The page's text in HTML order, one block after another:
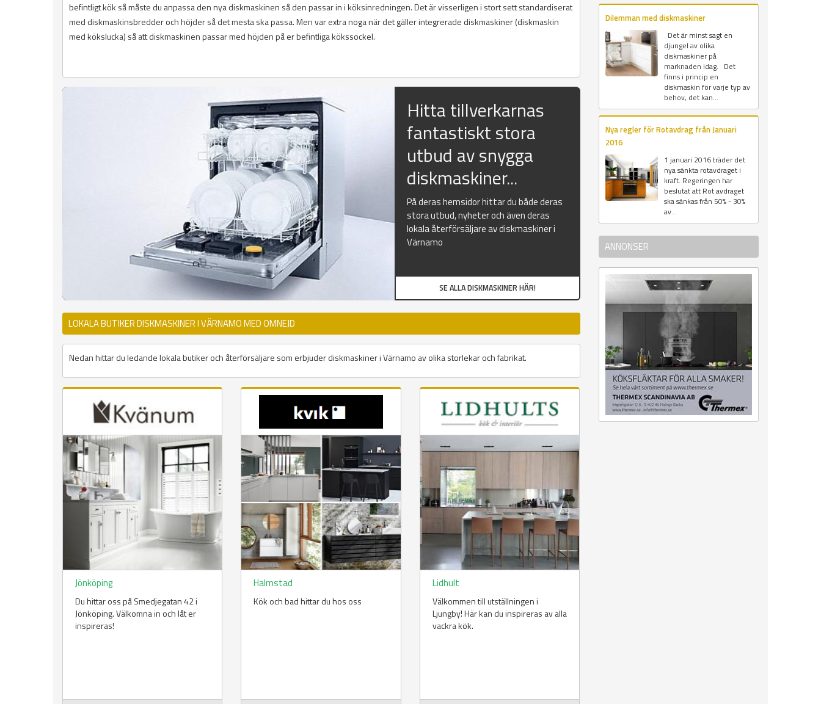
befintligt kök så måste du anpassa den nya diskmaskinen så den passar in i köksinredningen. Det är visserligen i stort sett standardiserat
med diskmaskinsbredder och höjder så det mesta ska passa. Men var extra noga när det gäller integrerade diskmaskiner (diskmaskin
med kökslucka) så att diskmaskinen passar med höjden på er befintliga kökssockel.
Hitta tillverkarnas
fantastiskt stora
utbud av snygga
diskmaskiner...
På deras hemsidor hittar du både deras
stora utbud, nyheter och även deras
lokala återförsäljare av diskmaskiner i
Värnamo
SE ALLA DISKMASKINER HÄR!
LOKALA BUTIKER DISKMASKINER I VÄRNAMO MED OMNEJD
Nedan hittar du ledande lokala butiker och återförsäljare som erbjuder diskmaskiner i Värnamo av olika storlekar och fabrikat.
Jönköping
Du hittar oss på Smedjegatan 42 i
Jönköping. Välkomna in och låt er
inspireras!
Halmstad
Kök och bad hittar du hos oss
Lidhult
Välkommen till utställningen i
Ljungby! Här kan du inspireras av alla
vackra kök.
Dilemman med diskmaskiner
Det är minst sagt en
djungel av olika
diskmaskiner på
marknaden idag. Det
finns i princip en
diskmaskin för varje typ av
behov, det kan...
Nya regler för Rotavdrag från Januari
2016
1 januari 2016 träder det
nya sänkta rotavdraget i
kraft. Regeringen har
beslutat att Rot avdraget
ska sänkas från 50% - 30%
av...
ANNONSER